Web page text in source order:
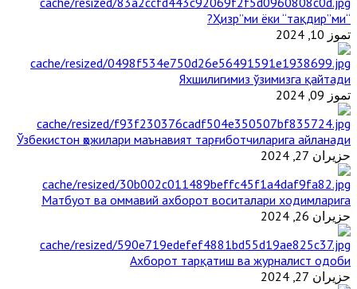
“Ҳизр”ми ёки “тақдир”ми?
تموز 10, 2024
Яхшилигимиз ўзимизга қайтади
تموز 09, 2024
Ўзбекистон ҳожилари маънавият тарғиботчиларига айланади
حزيران 27, 2024
Матбуот ва оммавий ахборот воситалари ходимларига
حزيران 26, 2024
Ахборот тарқатиш ва журналист одоби
حزيران 27, 2024